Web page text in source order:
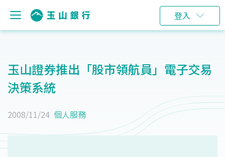
登入
玉山證券推出「股市領航員」電子交易
決策系統
2008/11/24 個人服務